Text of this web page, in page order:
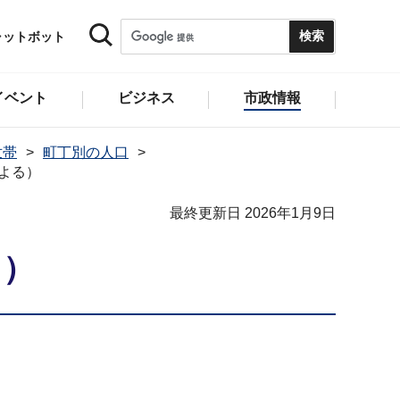
トボット
ント ビジネス 市政情報
町丁別の人口
る）
最終更新日 2026年1月9日